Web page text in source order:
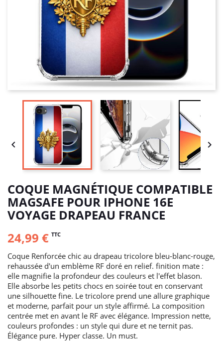
 
COQUE MAGNÉTIQUE COMPATIBLE
MAGSAFE POUR IPHONE 16E
VOYAGE DRAPEAU FRANCE
24,99 € TTC
Coque Renforcée chic au drapeau tricolore bleu-blanc-rouge,
rehaussée d'un emblème RF doré en relief. finition mate :
elle magnifie la profondeur des couleurs et l'effet blason.
Elle absorbe les petits chocs en soirée tout en conservant
une silhouette fine. Le tricolore prend une allure graphique
et moderne, parfait pour un style affirmé. La composition
centrée met en avant le RF avec élégance. Impression nette,
couleurs profondes : un style qui dure et ne ternit pas.
Élégance pure. Hyper classe. Un must.